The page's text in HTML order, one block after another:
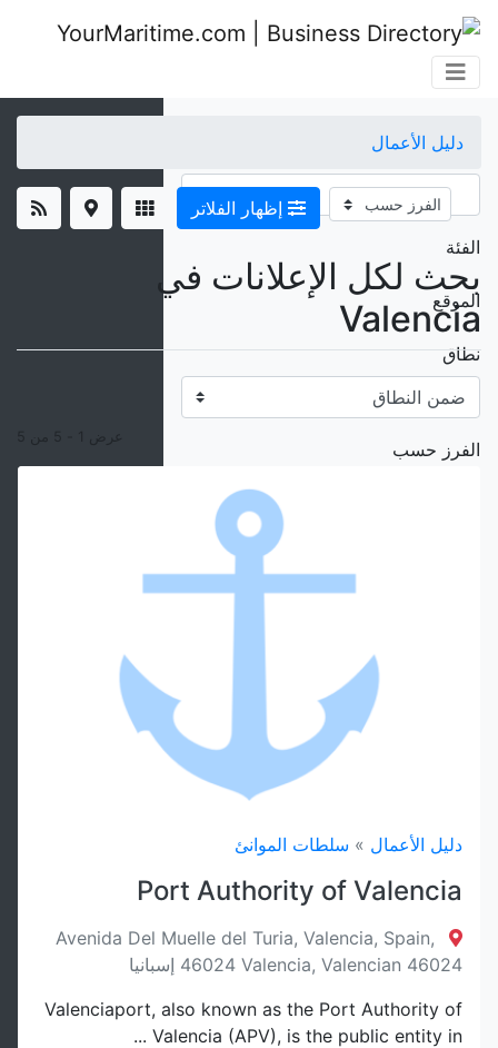
الكلمات المفتاحية
الفئة
الموقع
نطاق
الفرز حسب
إعادة تعيين
دليل الأعمال
إظهار الفلاتر
بحث لكل الإعلانات في
Valencia
عرض 1 - 5 من 5
دليل الأعمال » سلطات الموانئ
Port Authority of Valencia
Avenida Del Muelle del Turia, Valencia, Spain,
46024 Valencia, Valencian 46024 إسبانيا
Valenciaport, also known as the Port Authority of
Valencia (APV), is the public entity in ...